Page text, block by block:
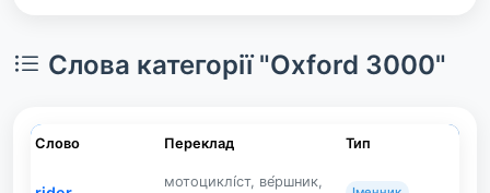
Слова категорії "Oxford 3000"
Слово Переклад Тип
мотоциклі́ст, ве́ршник,